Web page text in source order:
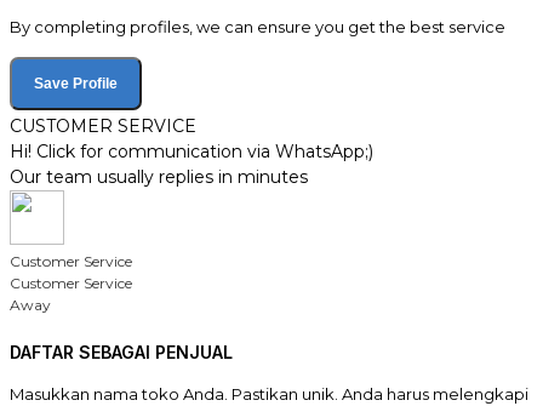
By completing profiles, we can ensure you get the best service
Save Profile
CUSTOMER SERVICE
Hi! Click for communication via WhatsApp;)
Our team usually replies in minutes
Customer Service
Customer Service
Away
DAFTAR SEBAGAI PENJUAL
Masukkan nama toko Anda. Pastikan unik. Anda harus melengkapi